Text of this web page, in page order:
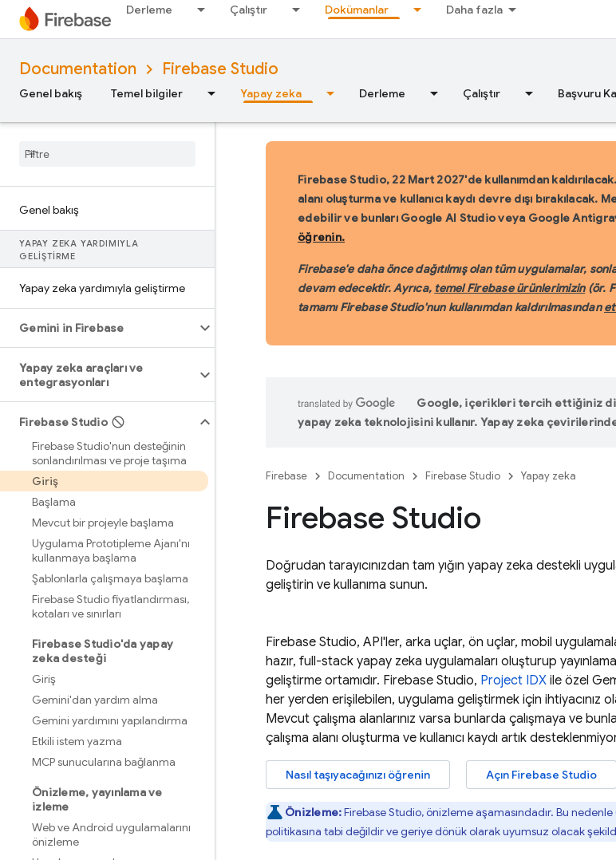
Derleme Çalıştır Dokümanlar Daha fazla
Documentation Firebase Studio
Genel bakış Temel bilgiler Yapay zeka Derleme Çalıştır Başvuru
Genel bakış
YAPAY ZEKA YARDIMIYLA
GELIŞTIRME
Yapay zeka yardımıyla geliştirme
Gemini in Firebase
Yapay zeka araçları ve
entegrasyonları
Firebase Studio
Firebase Studio'nun desteğinin
sonlandırılması ve proje taşıma
Giriş
Başlama
Mevcut bir projeyle başlama
Uygulama Prototipleme Ajanı'nı
kullanmaya başlama
Şablonlarla çalışmaya başlama
Firebase Studio fiyatlandırması,
kotaları ve sınırları
Firebase Studio'da yapay
zeka desteği
Giriş
Gemini'dan yardım alma
Gemini yardımını yapılandırma
Etkili istem yazma
MCP sunucularına bağlanma
Önizleme, yayınlama ve
izleme
Web ve Android uygulamalarını
önizleme
Firebase Studio, 22 Mart 2027'de kullanımdan kaldırılacak.
alanı oluşturma ve kullanıcı kaydı devre dışı bırakılacak.
edebilir ve bunları Google AI Studio veya Google
öğrenin.
Firebase'e daha önce dağıtılmış olan tüm uygulamalar,
devam edecektir. Ayrıca, temel Firebase ürünlerimizin(ör.
tamamı Firebase Studio'nun kullanımdan kaldırılmasından
Google, içerikleri tercih ettiğiniz
yapay zeka teknolojisini kullanır. Yapay zeka
Firebase Documentation Firebase Studio Yapay zeka
Firebase Studio
Doğrudan tarayıcınızdan tam yığın yapay zeka destekli
geliştirin ve kullanıma sunun.
Firebase Studio, API'ler, arka uçlar, ön uçlar, mobil
hazır, full-stack yapay zeka uygulamaları oluşturup
geliştirme ortamıdır. Firebase Studio, Project IDX ile özel
her yerden erişilebilen, uygulama geliştirmek için ihtiyacınız
Mevcut çalışma alanlarınız varsa bunlarda çalışmaya ve
çalışma alanı oluşturma ve kullanıcı kaydı artık
Nasıl taşıyacağınızı öğrenin Açın Firebase Studio
Önizleme:Firebase Studio, önizleme aşamasındadır. Bu
politikasına tabi değildir ve geriye dönük olarak uyumsuz olacak